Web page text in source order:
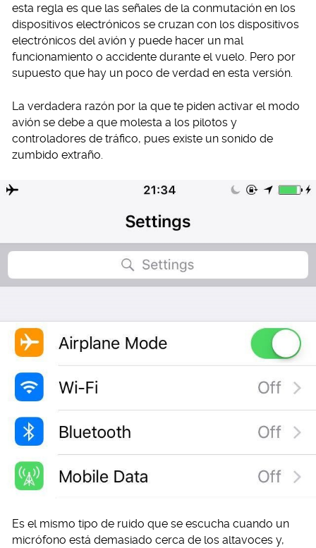
esta regla es que las señales de la conmutación en los
dispositivos electrónicos se cruzan con los dispositivos
electrónicos del avión y puede hacer un mal
funcionamiento o accidente durante el vuelo. Pero por
supuesto que hay un poco de verdad en esta versión.
La verdadera razón por la que te piden activar el modo
avión se debe a que molesta a los pilotos y
controladores de tráfico, pues existe un sonido de
zumbido extraño.
Es el mismo tipo de ruido que se escucha cuando un
micrófono está demasiado cerca de los altavoces y,